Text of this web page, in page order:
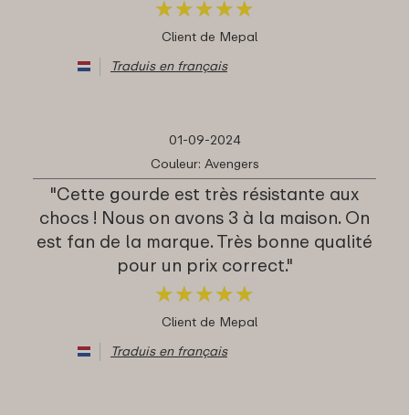
★★★★★
★★★★★
Client de Mepal
Traduis en français
01-09-2024
Couleur: Avengers
"Cette gourde est très résistante aux
chocs ! Nous on avons 3 à la maison. On
est fan de la marque. Très bonne qualité
pour un prix correct."
★★★★★
★★★★★
Client de Mepal
Traduis en français